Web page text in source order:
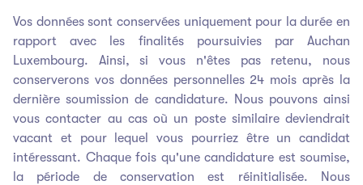
Vos données sont conservées uniquement pour la durée en
rapport avec les finalités poursuivies par Auchan
Luxembourg. Ainsi, si vous n'êtes pas retenu, nous
conserverons vos données personnelles 24 mois après la
dernière soumission de candidature. Nous pouvons ainsi
vous contacter au cas où un poste similaire deviendrait
vacant et pour lequel vous pourriez être un candidat
intéressant. Chaque fois qu'une candidature est soumise,
la période de conservation est réinitialisée. Nous